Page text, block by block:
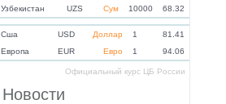
Узбекистан
UZS Сум 10000 68.32
Cша USD Доллар 1
81.41
Eвропа
EUR Евро 1 94.06
Официальный курс ЦБ России
Новости